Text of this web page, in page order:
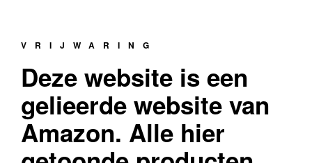
VRIJWARING
Deze website is een
gelieerde website van
Amazon. Alle hier